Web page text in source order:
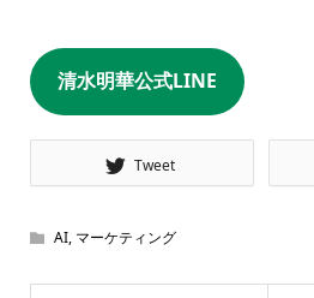
清水明華公式LINE
Tweet
AI, マーケティング